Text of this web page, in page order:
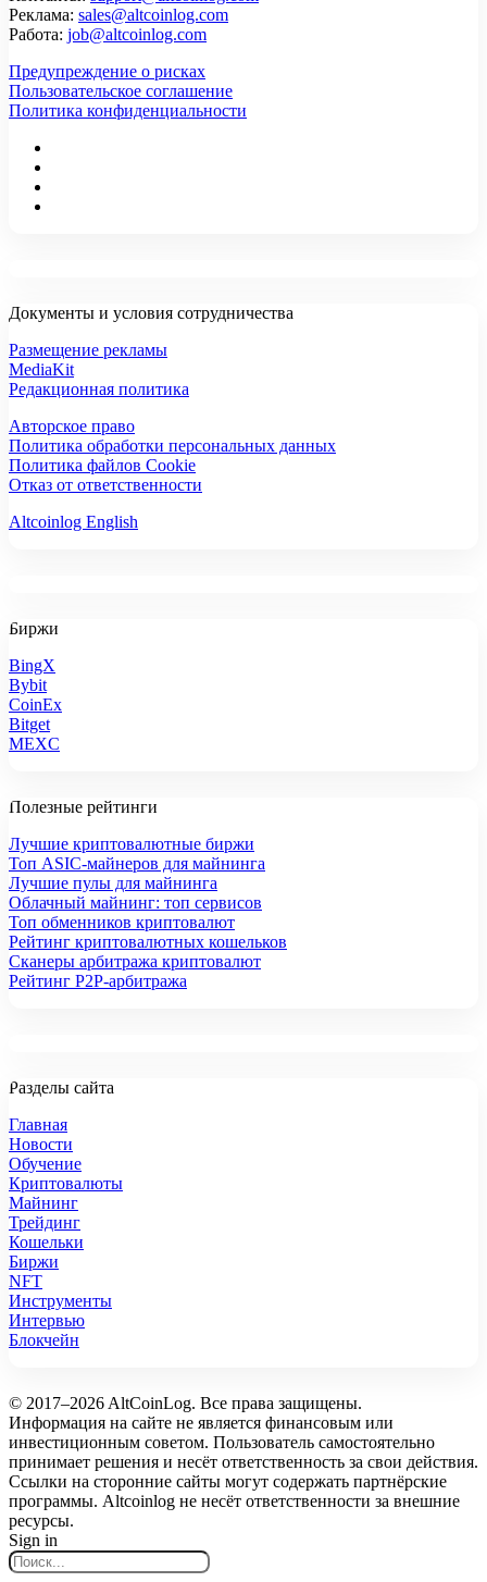
Реклама: sales@altcoinlog.com
Работа: job@altcoinlog.com
Предупреждение о рисках
Пользовательское соглашение
Политика конфиденциальности
Документы и условия сотрудничества
Размещение рекламы
MediaKit
Редакционная политика
Авторское право
Политика обработки персональных данных
Политика файлов Cookie
Отказ от ответственности
Altcoinlog English
Биржи
BingX
Bybit
CoinEx
Bitget
MEXC
Полезные рейтинги
Лучшие криптовалютные биржи
Топ ASIC-майнеров для майнинга
Лучшие пулы для майнинга
Облачный майнинг: топ сервисов
Топ обменников криптовалют
Рейтинг криптовалютных кошельков
Сканеры арбитража криптовалют
Рейтинг P2P-арбитража
Разделы сайта
Главная
Новости
Обучение
Криптовалюты
Майнинг
Трейдинг
Кошельки
Биржи
NFT
Инструменты
Интервью
Блокчейн
© 2017–2026 AltCoinLog. Все права защищены.
Информация на сайте не является финансовым или
инвестиционным советом. Пользователь самостоятельно
принимает решения и несёт ответственность за свои действия.
Ссылки на сторонние сайты могут содержать партнёрские
программы. Altcoinlog не несёт ответственности за внешние
ресурсы.
Sign in